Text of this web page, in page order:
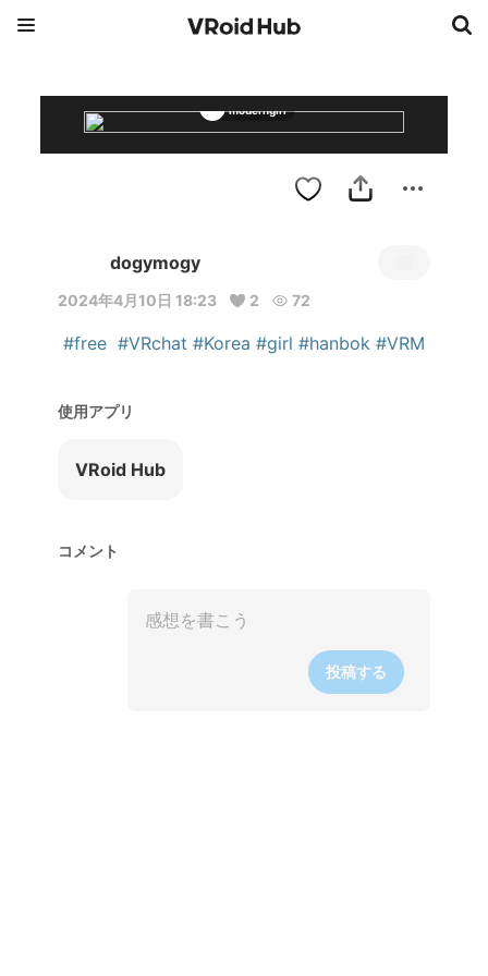
moderngirl
dogymogy
2024年4月10日 18:23 2 72
#free #VRchat #Korea #girl #hanbok #VRM
使用アプリ
VRoid Hub
コメント
投稿する